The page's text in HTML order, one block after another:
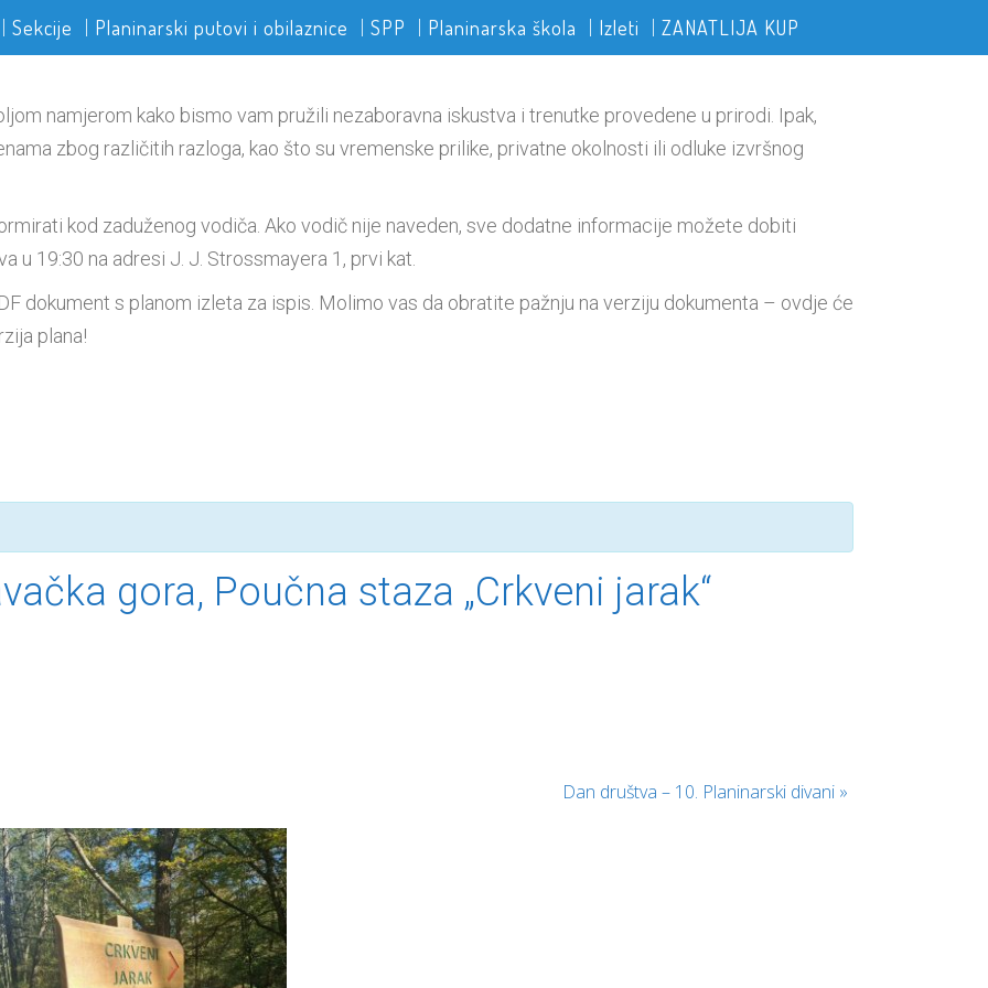
Sekcije Planinarski putovi i obilaznice SPP Planinarska škola Izleti ZANATLIJA KUP
namjerom kako bismo vam pružili nezaboravna iskustva i trenutke provedene u prirodi. Ipak,
zbog različitih razloga, kao što su vremenske prilike, privatne okolnosti ili odluke izvršnog
kod zaduženog vodiča. Ako vodič nije naveden, sve dodatne informacije možete dobiti
u 19:30 na adresi J. J. Strossmayera 1, prvi kat.
dokument s planom izleta za ispis. Molimo vas da obratite pažnju na verziju dokumenta – ovdje će
plana!
gora, Poučna staza „Crkveni jarak“
Dan društva – 10. Planinarski divani »